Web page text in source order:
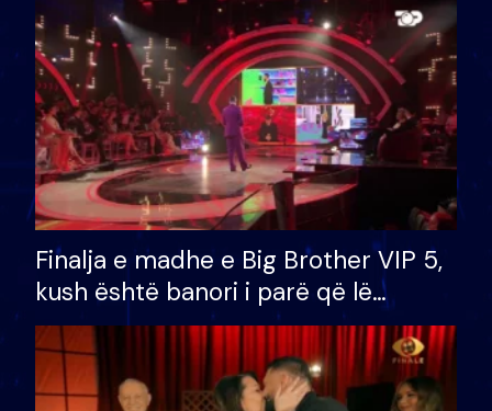
Finalja e madhe e Big Brother VIP 5,
kush është banori i parë që lë
shtëpinë dhe humb mundësinë për
të fituar çmimin e madh